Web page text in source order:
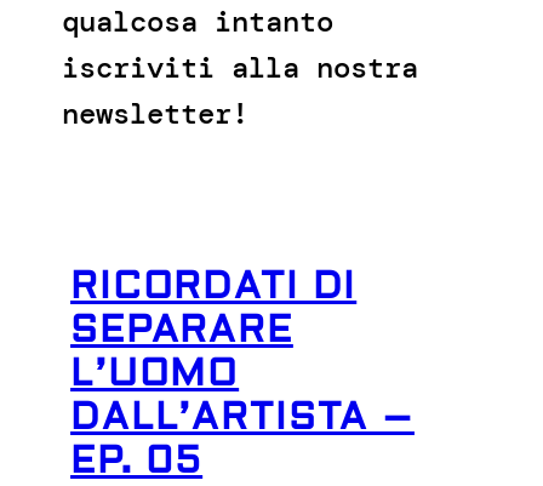
qualcosa intanto
iscriviti alla nostra
newsletter!
RICORDATI DI
SEPARARE
L’UOMO
DALL’ARTISTA –
EP. 05